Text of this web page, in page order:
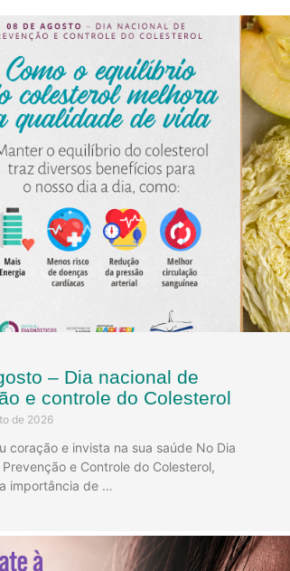
– Dia nacional de
e controle do Colesterol
de 2026
coração e invista na sua saúde No Dia
e Controle do Colesterol,
importância de …